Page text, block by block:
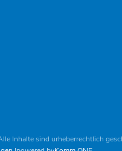
Inhalte sind urheberrechtlich